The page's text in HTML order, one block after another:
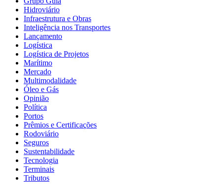
Hidroviário
Infraestrutura e Obras
Inteligência nos Transportes
Lançamento
Logística
Logística de Projetos
Marítimo
Mercado
Multimodalidade
Óleo e Gás
Opinião
Política
Portos
Prêmios e Certificações
Rodoviário
Seguros
Sustentabilidade
Tecnologia
Terminais
Tributos